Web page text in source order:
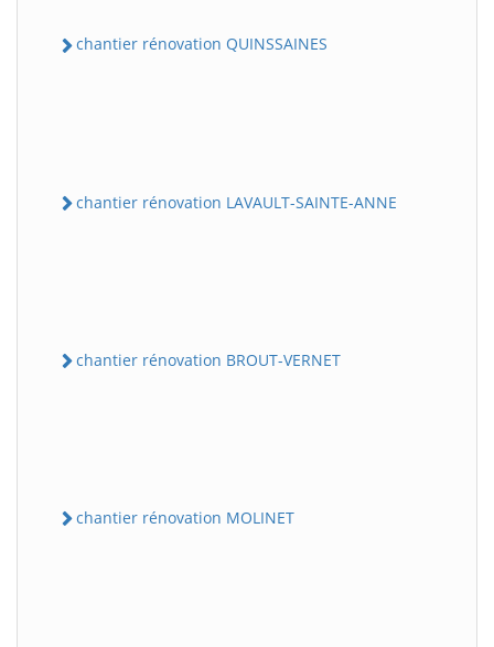
chantier rénovation QUINSSAINES
chantier rénovation LAVAULT-SAINTE-ANNE
chantier rénovation BROUT-VERNET
chantier rénovation MOLINET